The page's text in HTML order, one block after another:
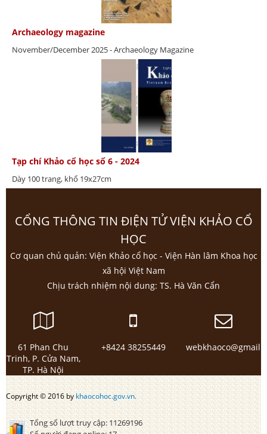
Archaeology magazine
November/December 2025 - Archaeology Magazine
Tạp chí Khảo cổ học số 6 - 2024
Dày 100 trang, khổ 19x27cm
CỔNG THÔNG TIN ĐIỆN TỬ VIỆN KHẢO CỔ
HỌC
Cơ quan chủ quản: Viện Khảo cổ học - Viện Hàn lâm Khoa học
xã hội Việt Nam
Chịu trách nhiệm nội dung: TS. Hà Văn Cẩn
61 Phan Chu
Trinh, P. Cửa Nam,
TP. Hà Nội
+8424 38255449
Copyright © 2016 bykhaocohoc.gov.vn.
Tổng số lượt truy cập:11269196